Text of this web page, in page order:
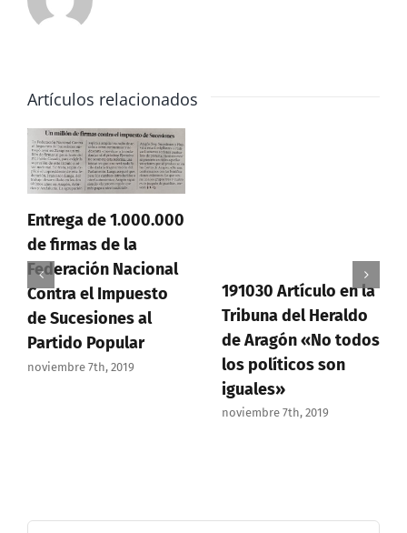
Artículos relacionados
Entrega de 1.000.000
de firmas de la
Federación Nacional
Contra el Impuesto
de Sucesiones al
Partido Popular
noviembre 7th, 2019
191030 Artículo en la
Tribuna del Heraldo
de Aragón «No todos
los políticos son
iguales»
noviembre 7th, 2019